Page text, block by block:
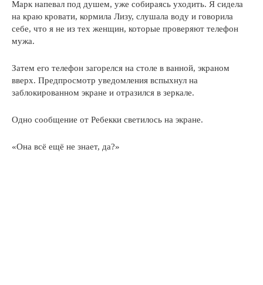
Марк напевал под душем, уже собираясь уходить. Я сидела
на краю кровати, кормила Лизу, слушала воду и говорила
себе, что я не из тех женщин, которые проверяют телефон
мужа.
Затем его телефон загорелся на столе в ванной, экраном
вверх. Предпросмотр уведомления вспыхнул на
заблокированном экране и отразился в зеркале.
Одно сообщение от Ребекки светилось на экране.
«Она всё ещё не знает, да?»